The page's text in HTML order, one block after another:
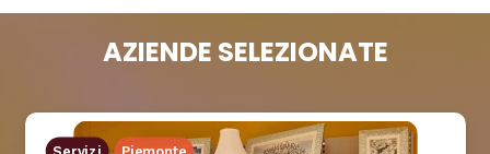
AZIENDE SELEZIONATE
Servizi Piemonte